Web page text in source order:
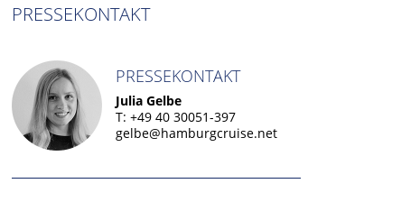
PRESSEKONTAKT
PRESSEKONTAKT
Julia Gelbe
T: +49 40 30051-397
gelbe@hamburgcruise.net